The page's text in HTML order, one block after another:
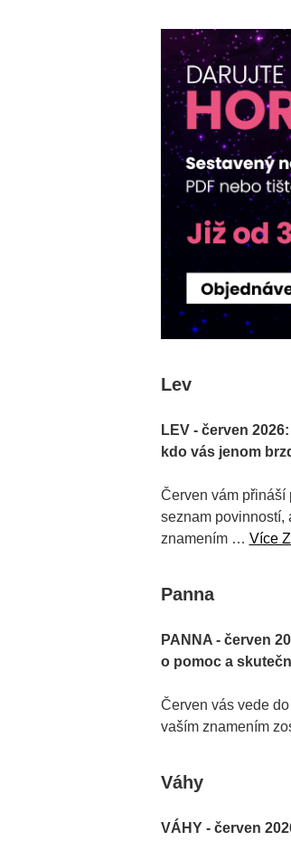
Lev
LEV - červen
kdo vás jenom
Červen vám přináší
seznam povinností,
znamením … Více
Panna
PANNA - červen
o pomoc a
Červen vás vede
vaším znamením
Váhy
VÁHY - červen